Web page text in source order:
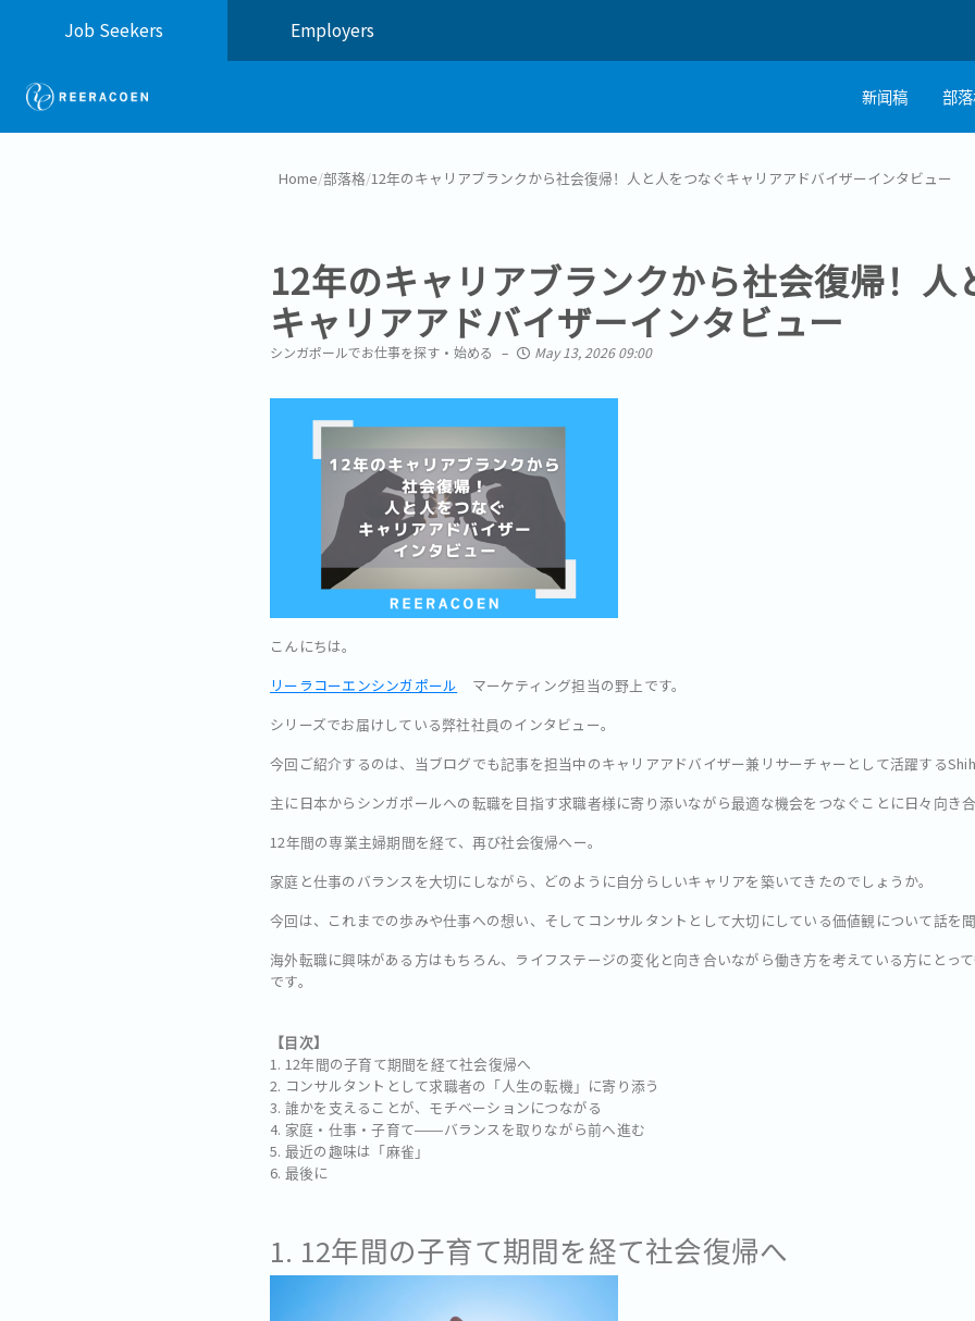
Job Seekers Employers
新闻稿 部
Home/部落格/12年のキャリアブランクから社会復帰！人と人をつなぐキャリアアドバイザーインタビュー
12年のキャリアブランクから社会復帰！人
キャリアアドバイザーインタビュー
シンガポールでお仕事を探す・始める May 13, 2026 09:00
こんにちは。
リーラコーエンシンガポール マーケティング担当の野上です。
シリーズでお届けしている弊社社員のインタビュー。
今回ご紹介するのは、当ブログでも記事を担当中のキャリアアドバイザー兼リサーチャーとして活躍する
主に日本からシンガポールへの転職を目指す求職者様に寄り添いながら最適な機会をつなぐことに日々向き合
12年間の専業主婦期間を経て、再び社会復帰へー。
家庭と仕事のバランスを大切にしながら、どのように自分らしいキャリアを築いてきたのでしょうか。
今回は、これまでの歩みや仕事への想い、そしてコンサルタントとして大切にしている価値観について話を聞
海外転職に興味がある方はもちろん、ライフステージの変化と向き合いながら働き方を考えている方にとっ
です。
【目次】
1. 12年間の子育て期間を経て社会復帰へ
2. コンサルタントとして求職者の「人生の転機」に寄り添う
3. 誰かを支えることが、モチベーションにつながる
4. 家庭・仕事・子育て――バランスを取りながら前へ進む
5. 最近の趣味は「麻雀」
6. 最後に
1. 12年間の子育て期間を経て社会復帰へ